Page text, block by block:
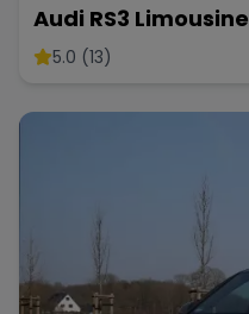
Bugatti
Audi RS3 Limousine
5.0 (13)